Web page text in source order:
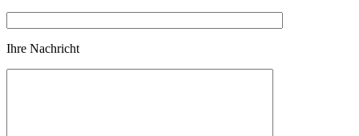
Ihre Nachricht